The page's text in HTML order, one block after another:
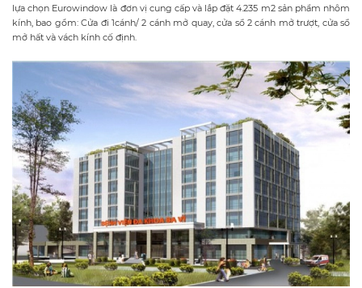
lựa chọn Eurowindow là đơn vị cung cấp và lắp đặt 4.235 m2 sản phẩm nhôm
kính, bao gồm: Cửa đi 1cánh/ 2 cánh mở quay, cửa sổ 2 cánh mở trượt, cửa sổ
mở hất và vách kính cố định.